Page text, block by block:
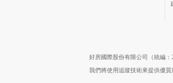
好房國際股份有限公司（統編
我們將使用追蹤技術來提供優